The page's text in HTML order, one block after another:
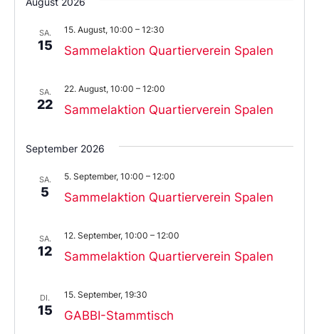
das
aus.
SA.
15 Sammelaktion Quartierverein Spalen
15. August, 10:00 – 12:30
SA.
22 Sammelaktion Quartierverein Spalen
22. August, 10:00 – 12:00
September 2026
SA.
5 Sammelaktion Quartierverein Spalen
5. September, 10:00 – 12:00
SA.
12 Sammelaktion Quartierverein Spalen
12. September, 10:00 – 12:00
DI.
15 GABBI-Stammtisch
15. September, 19:30